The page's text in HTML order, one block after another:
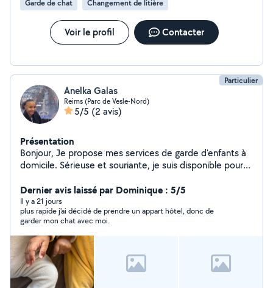
Garde de chat Changement de litière
Voir le profil Contacter
Particulier
Anelka Galas
Reims (Parc de Vesle-Nord)
5/5 (2 avis)
Présentation
Bonjour, Je propose mes services de garde d'enfants à
domicile. Sérieuse et souriante, je suis disponible pour
Auxiliaire de puériculture N'hésitez pas à me contacter
Dernier avis laissé par Dominique : 5/5
Il y a 21 jours
plus rapide j'ai décidé de prendre un appart hôtel, donc de
garder mon chat avec moi.